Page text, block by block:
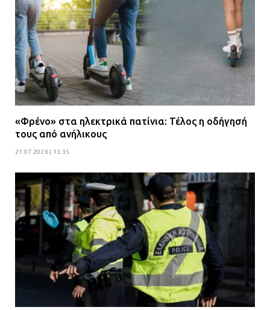
«Φρένο» στα ηλεκτρικά πατίνια: Τέλος η οδήγησή
τους από ανήλικους
21.07.2026 | 13:35